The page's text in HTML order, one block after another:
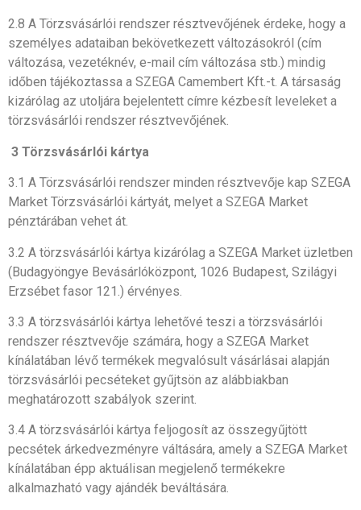
2.8 A Törzsvásárlói rendszer résztvevőjének érdeke, hogy a
személyes adataiban bekövetkezett változásokról (cím
változása, vezetéknév, e-mail cím változása stb.) mindig
időben tájékoztassa a SZEGA Camembert Kft.-t. A társaság
kizárólag az utoljára bejelentett címre kézbesít leveleket a
törzsvásárlói rendszer résztvevőjének.
3 Törzsvásárlói kártya
3.1 A Törzsvásárlói rendszer minden résztvevője kap SZEGA
Market Törzsvásárlói kártyát, melyet a SZEGA Market
pénztárában vehet át.
3.2 A törzsvásárlói kártya kizárólag a SZEGA Market üzletben
(Budagyöngye Bevásárlóközpont, 1026 Budapest, Szilágyi
Erzsébet fasor 121.) érvényes.
3.3 A törzsvásárlói kártya lehetővé teszi a törzsvásárlói
rendszer résztvevője számára, hogy a SZEGA Market
kínálatában lévő termékek megvalósult vásárlásai alapján
törzsvásárlói pecséteket gyűjtsön az alábbiakban
meghatározott szabályok szerint.
3.4 A törzsvásárlói kártya feljogosít az összegyűjtött
pecsétek árkedvezményre váltására, amely a SZEGA Market
kínálatában épp aktuálisan megjelenő termékekre
alkalmazható vagy ajándék beváltására.